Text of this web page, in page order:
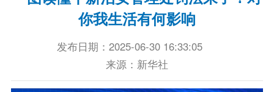
你我生活有何影响
发布日期：2025-06-30 16:33:05
来源：新华社